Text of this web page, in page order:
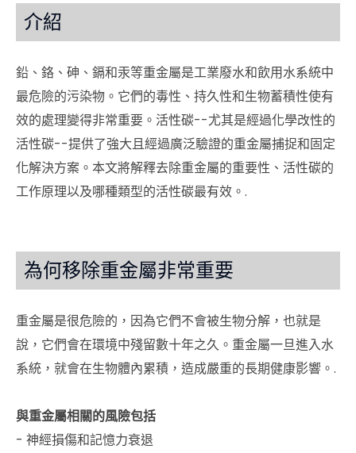
介紹
鉛、鉻、砷、鎘和汞等重金屬是工業廢水和飲用水系統中
最危險的污染物。它們的毒性、持久性和生物蓄積性使有
效的處理變得非常重要。活性碳--尤其是經過化學改性的
活性碳--提供了強大且經過廣泛驗證的重金屬捕捉和固定
化解決方案。本文將解釋去除重金屬的重要性、活性碳的
工作原理以及哪種類型的活性碳最有效。.
為何移除重金屬非常重要
重金屬是很危險的，因為它們不會被生物分解，也就是
說，它們會在環境中殘留數十年之久。重金屬一旦進入水
系統，就會在生物體內累積，造成嚴重的長期健康影響。.
與重金屬相關的風險包括
- 神經損傷和記憶力衰退